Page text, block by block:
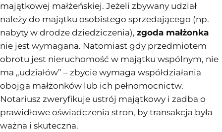
majątkowej małżeńskiej. Jeżeli zbywany udział
należy do majątku osobistego sprzedającego (np.
nabyty w drodze dziedziczenia), zgoda małżonka
nie jest wymagana. Natomiast gdy przedmiotem
obrotu jest nieruchomość w majątku wspólnym, nie
ma „udziałów” – zbycie wymaga współdziałania
obojga małżonków lub ich pełnomocnictw.
Notariusz zweryfikuje ustrój majątkowy i zadba o
prawidłowe oświadczenia stron, by transakcja była
ważna i skuteczna.